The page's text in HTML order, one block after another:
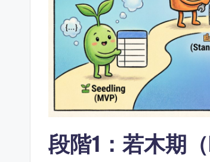
段階1：若木期